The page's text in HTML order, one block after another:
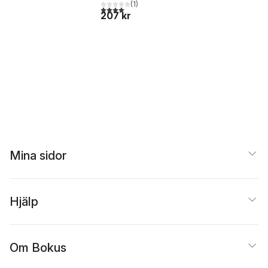
4,0utav 5 stjärnor. Totalt antal röster:
(1)
207 kr
Mina sidor
Hjälp
Om Bokus